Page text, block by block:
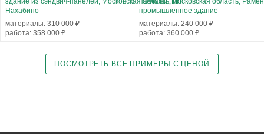
Нахабино
материалы: 310 000 ₽
работа: 358 000 ₽
промышленное здание
материалы: 240 000 ₽
работа: 360 000 ₽
ПОСМОТРЕТЬ ВСЕ ПРИМЕРЫ С ЦЕНОЙ